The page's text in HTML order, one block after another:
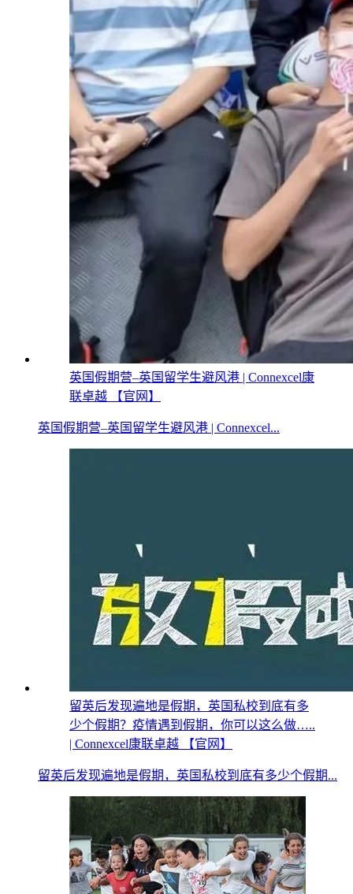
英国假期营–英国留学生避风港 | Connexcel康
联卓越 【官网】
英国假期营–英国留学生避风港 | Connexcel...
留英后发现遍地是假期，英国私校到底有多
少个假期？疫情遇到假期，你可以这么做…..
| Connexcel康联卓越 【官网】
留英后发现遍地是假期，英国私校到底有多少个假期...